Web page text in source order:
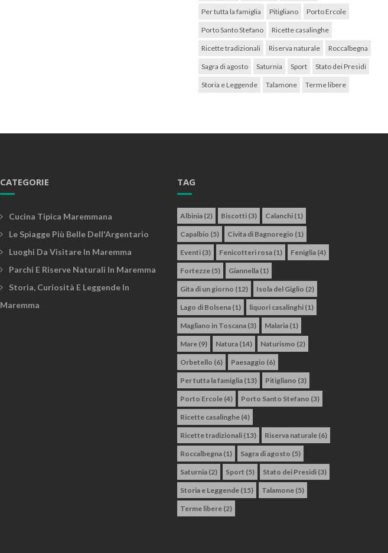
Per tutta la famiglia Pitigliano Porto Ercole
Porto Santo Stefano Ricette casalinghe
Ricette tradizionali Riserva naturale Roccalbegna
Sagra di agosto Saturnia Sport Stato dei Presidi
Storia e Leggende Talamone Terme libere
CATEGORIE
Cucina Tipica Maremmana
Le Spiagge Più Belle Dell'Argentario
Luoghi Da Visitare In Maremma
Parchi E Riserve Naturali In Maremma
Storia, Curiosità E Leggende In
Maremma
TAG
Albinia (2) Biscotti (3) Calanchi (1)
Capalbio (5) Civita di Bagnoregio (1)
Eventi (3) Fenicotteri rosa (1) Feniglia (4)
Fortezze (5) Giannella (1)
Gita di un giorno (12) Isola del Giglio (2)
Lago di Bolsena (1) liquori casalinghi (1)
Magliano in Toscana (3) Malaria (1)
Mare (9) Natura (14) Naturismo (2)
Orbetello (6) Paesaggio (6)
Per tutta la famiglia (13) Pitigliano (3)
Porto Ercole (4) Porto Santo Stefano (3)
Ricette casalinghe (4)
Ricette tradizionali (13) Riserva naturale (6)
Roccalbegna (1) Sagra di agosto (5)
Saturnia (2) Sport (5) Stato dei Presidi (3)
Storia e Leggende (15) Talamone (5)
Terme libere (2)